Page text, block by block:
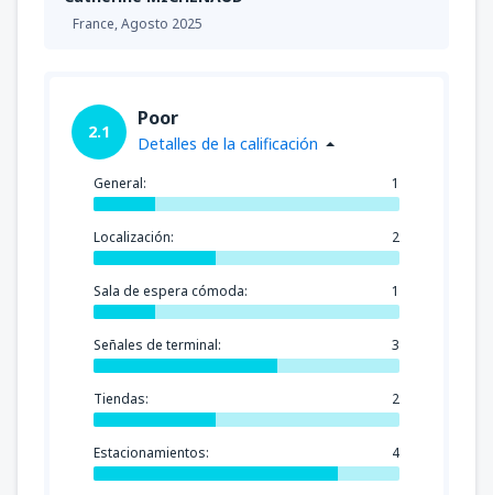
France,Agosto 2025
2.1
Poor
Detalles de la calificación
General: 1
Localización: 2
Sala de espera cómoda: 1
Señales de terminal: 3
Tiendas: 2
Estacionamientos: 4